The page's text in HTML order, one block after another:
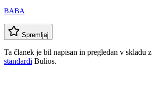
BABA
Spremljaj
Ta članek je bil napisan in pregledan v skladu z
standardi Bulios.